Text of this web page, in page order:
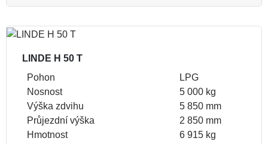
LINDE H 50 T
Pohon
LPG
Nosnost
5 000 kg
Výška zdvihu
5 850 mm
Průjezdní výška
2 850 mm
Hmotnost
6 915 kg